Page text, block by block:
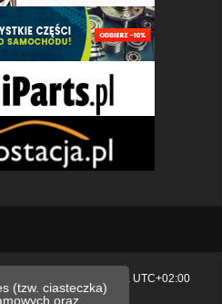
(tzw. ciasteczka)
oraz
UTC+02:00